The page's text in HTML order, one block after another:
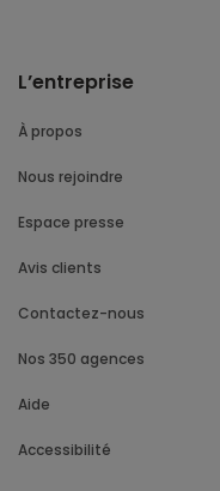
L’entreprise
À propos
Nous rejoindre
Espace presse
Avis clients
Contactez-nous
Nos 350 agences
Aide
Accessibilité